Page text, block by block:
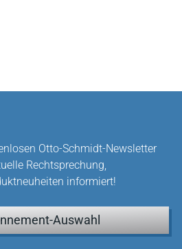
Otto-Schmidt-Newsletter
Rechtsprechung,
informiert!
Auswahl